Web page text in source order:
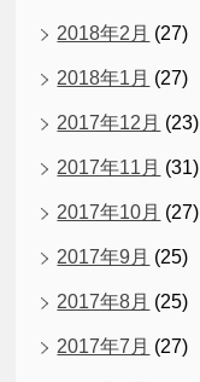
2018年2月 (27)
2018年1月 (27)
2017年12月 (23)
2017年11月 (31)
2017年10月 (27)
2017年9月 (25)
2017年8月 (25)
2017年7月 (27)